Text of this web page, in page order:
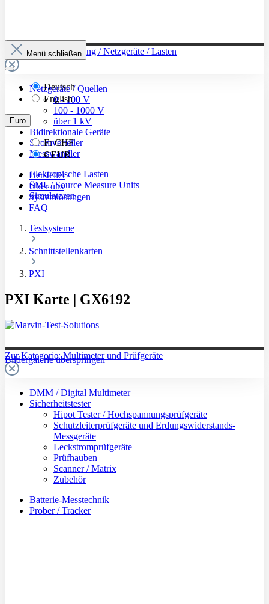
Zur Kategorie: Leistung / Netzgeräte / Lasten
Netzgeräte / Quellen
0 - 100 V
100 - 1000 V
über 1 kV
Bidirektionale Geräte
Stromverteiler
Messwandler
Elektronische Lasten
SMU/ Source Measure Units
Simulatoren
Zur Kategorie: Multimeter und Prüfgeräte
DMM / Digital Multimeter
Sicherheitstester
Hipot Tester / Hochspannungsprüfgeräte
Schutzleiterprüfgeräte und Erdungswiderstands-
Messgeräte
Leckstromprüfgeräte
Prüfhauben
Scanner / Matrix
Zubehör
Batterie-Messtechnik
Prober / Tracker
Menü schließen
Deutsch
English
Euro
FrCHF
€EUR
Hersteller
Über uns
Systemlösungen
FAQ
Testsysteme
Schnittstellenkarten
PXI
PXI Karte | GX6192
Bildergalerie überspringen